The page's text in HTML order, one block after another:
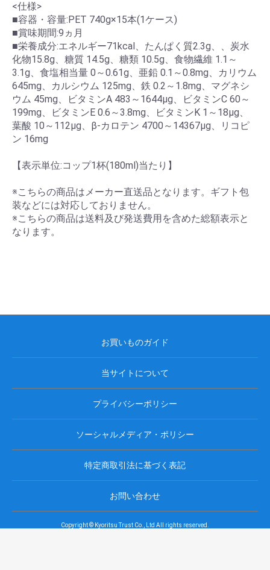
<仕様>
■容器・容量:PET 740g×15本(1ケース)
■賞味期間:9ヵ月
■栄養成分:エネルギー71kcal、たんぱく質2.3g、、炭水
化物15.8g、糖質 14.5g、糖類 10.5g、食物繊維 1.1～
3.1g、食塩相当量 0～0.61g、亜鉛 0.1～0.8mg、カリウム
645mg、カルシウム 125mg、鉄 0.2～1.8mg、マグネシ
ウム 45mg、ビタミンA 483～1644μg、ビタミンC 60～
199mg、ビタミンE 0.6～3.8mg、ビタミンK 1～18μg、
葉酸 10～112μg、β-カロテン 4700～14367μg、リコピ
ン 16mg
【表示単位:コップ1杯(180ml)当たり】
※こちらの商品はメーカー直送品となります。ギフト包
装などには対応しておりません。
※こちらの商品は送料及び発送費用を含めた総額表示と
なります。
お買いものガイド
当サイトについて
プライバシーポリシー
ソーシャルメディア・ポリシー
特定商取引法に基づく表記
お問い合わせ
Copyright © Kyoritsu Trust Co., Ltd All rights reserved.